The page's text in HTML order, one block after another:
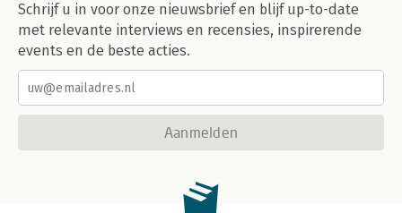
Schrijf u in voor onze nieuwsbrief en blijf up-to-date
met relevante interviews en recensies, inspirerende
events en de beste acties.
Aanmelden